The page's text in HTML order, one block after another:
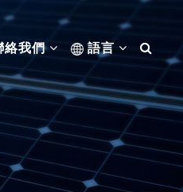
絡我們 語言